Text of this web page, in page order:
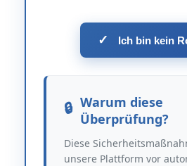
✓ Ich bin kein
Warum diese
Überprüfung?
Diese
unsere Plattform vor